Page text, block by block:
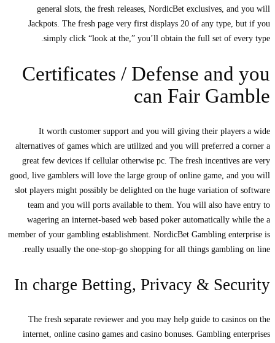
general slots, the fresh releases, NordicBet exclusives, and you will
Jackpots. The fresh page very first displays 20 of any type, but if you
simply click “look at the,” you’ll obtain the full set of every type.
Certificates / Defense and you
can Fair Gamble
It worth customer support and you will giving their players a wide
alternatives of games which are utilized and you will preferred a corner a
great few devices if cellular otherwise pc. The fresh incentives are very
good, live gamblers will love the large group of online game, and you will
slot players might possibly be delighted on the huge variation of software
team and you will ports available to them. You will also have entry to
wagering an internet-based web based poker automatically while the a
member of your gambling establishment. NordicBet Gambling enterprise is
really usually the one-stop-go shopping for all things gambling on line.
In charge Betting, Privacy & Security
The fresh separate reviewer and you may help guide to casinos on the
internet, online casino games and casino bonuses. Gambling enterprises